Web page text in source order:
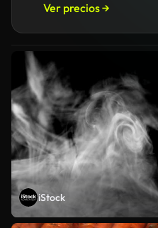
Ver precios →
iStock